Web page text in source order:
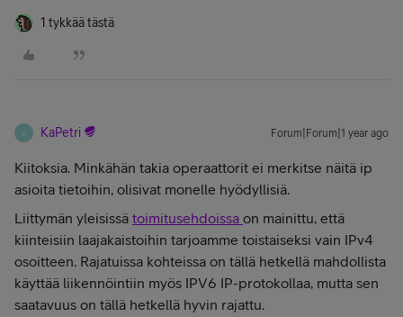
1 tykkää tästä
K KaPetri Forum|Forum|1 year ago
Kiitoksia. Minkähän takia operaattorit ei merkitse näitä ip
asioita tietoihin, olisivat monelle hyödyllisiä.
Liittymän yleisissä toimitusehdoissa on mainittu, että
kiinteisiin laajakaistoihin tarjoamme toistaiseksi vain IPv4
osoitteen. Rajatuissa kohteissa on tällä hetkellä mahdollista
käyttää liikennöintiin myös IPV6 IP-protokollaa, mutta sen
saatavuus on tällä hetkellä hyvin rajattu.